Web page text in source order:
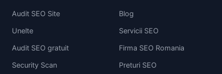
Audit SEO Site
Unelte
Audit SEO gratuit
Security Scan
Blog
Servicii SEO
Firma SEO Romania
Preturi SEO